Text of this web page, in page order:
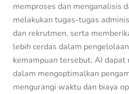
memproses dan menganalisis
melakukan tugas-tugas
dan rekrutmen, serta
lebih cerdas dalam
kemampuan tersebut, AI
dalam mengoptimalkan
mengurangi waktu dan biaya